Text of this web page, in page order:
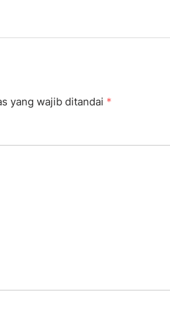
yang wajib ditandai *